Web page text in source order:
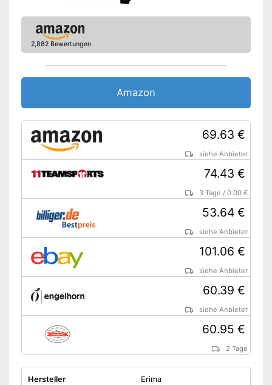
Vorteile
2,882 Bewertungen
Amazon
69.63 €
siehe Anbieter
74.43 €
3 Tage /0.00 €
53.64 €
siehe Anbieter
101.06 €
siehe Anbieter
60.39 €
siehe Anbieter
60.95 €
2 Tage
Hersteller Erima